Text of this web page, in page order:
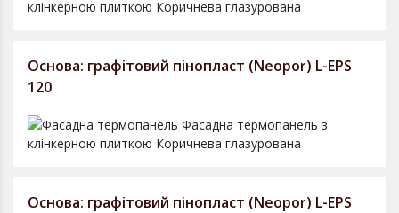
Основа: графітовий пінопласт (Neopor) L-EPS
120
Основа: графітовий пінопласт (Neopor) L-EPS